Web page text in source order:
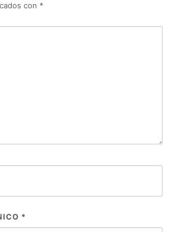
con *
*